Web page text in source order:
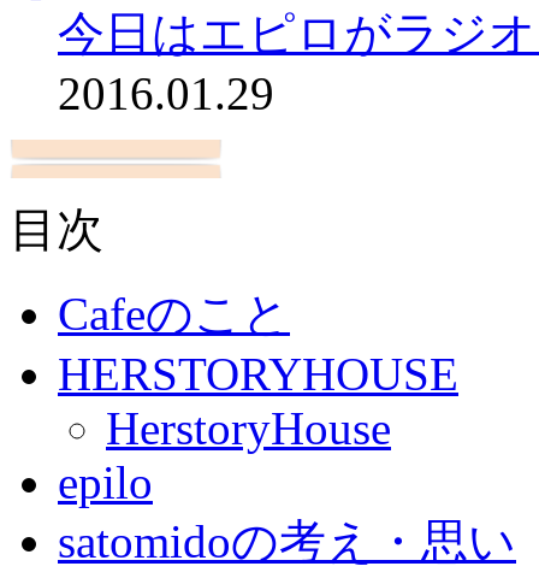
今日はエピロがラジ
2016.01.29
目次
Cafeのこと
HERSTORYHOUSE
HerstoryHouse
epilo
satomidoの考え・思い